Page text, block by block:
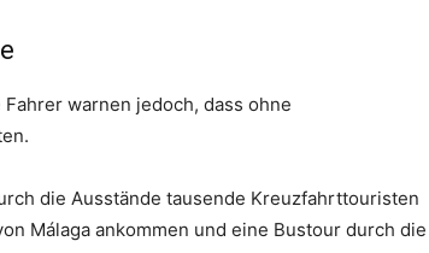
warnen jedoch, dass ohne
die Ausstände tausende Kreuzfahrttouristen
Málaga ankommen und eine Bustour durch die